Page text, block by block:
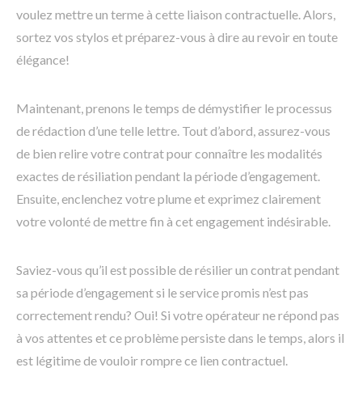
voulez mettre un terme à cette liaison contractuelle. Alors,
sortez vos stylos et préparez-vous à dire au revoir en toute
élégance!
Maintenant, prenons le temps de démystifier le processus
de rédaction d’une telle lettre. Tout d’abord, assurez-vous
de bien relire votre contrat pour connaître les modalités
exactes de résiliation pendant la période d’engagement.
Ensuite, enclenchez votre plume et exprimez clairement
votre volonté de mettre fin à cet engagement indésirable.
Saviez-vous qu’il est possible de résilier un contrat pendant
sa période d’engagement si le service promis n’est pas
correctement rendu? Oui! Si votre opérateur ne répond pas
à vos attentes et ce problème persiste dans le temps, alors il
est légitime de vouloir rompre ce lien contractuel.